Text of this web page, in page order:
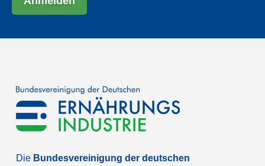
Die Bundesvereinigung der deutschen